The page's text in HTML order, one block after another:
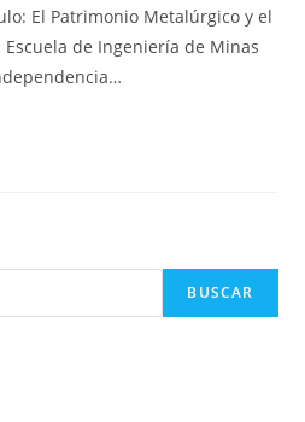
El Patrimonio Metalúrgico y el
de Ingeniería de Minas
BUSCAR